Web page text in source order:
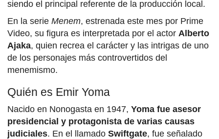
siendo el principal referente de la producción local.
En la serie Menem, estrenada este mes por Prime
Video, su figura es interpretada por el actor Alberto
Ajaka, quien recrea el carácter y las intrigas de uno
de los personajes más controvertidos del
menemismo.
Quién es Emir Yoma
Nacido en Nonogasta en 1947, Yoma fue asesor
presidencial y protagonista de varias causas
judiciales. En el llamado Swiftgate, fue señalado